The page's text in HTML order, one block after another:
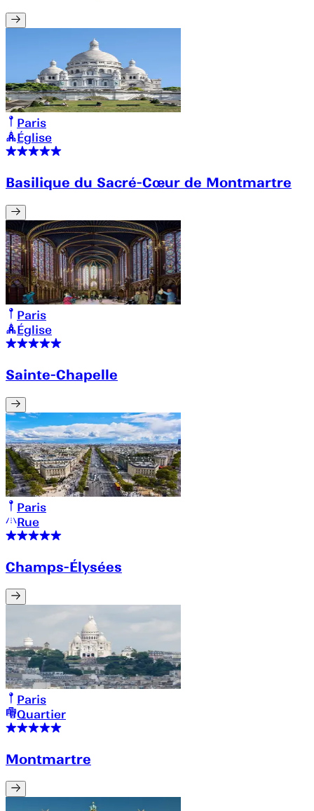
Paris
Église
Basilique du Sacré-Cœur de Montmartre
Paris
Église
Sainte-Chapelle
Paris
Rue
Champs-Élysées
Paris
Quartier
Montmartre